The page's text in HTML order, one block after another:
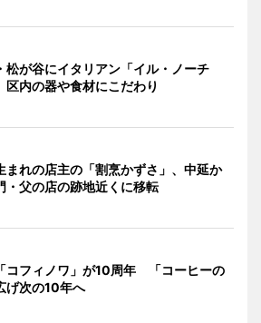
松が谷にイタリアン「イル・ノーチ
内の器や食材にこだわり
まれの店主の「割烹かずさ」、中延か
・父の店の跡地近くに移転
コフィノワ」が10周年 「コーヒーの
げ次の10年へ